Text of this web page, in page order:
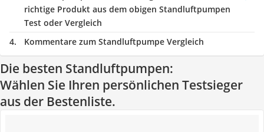
richtige Produkt aus dem obigen Standluftpumpen
Test oder Vergleich
Kommentare zum Standluftpumpe Vergleich
Die besten Standluftpumpen:
Wählen Sie Ihren persönlichen Testsieger
aus der Bestenliste.